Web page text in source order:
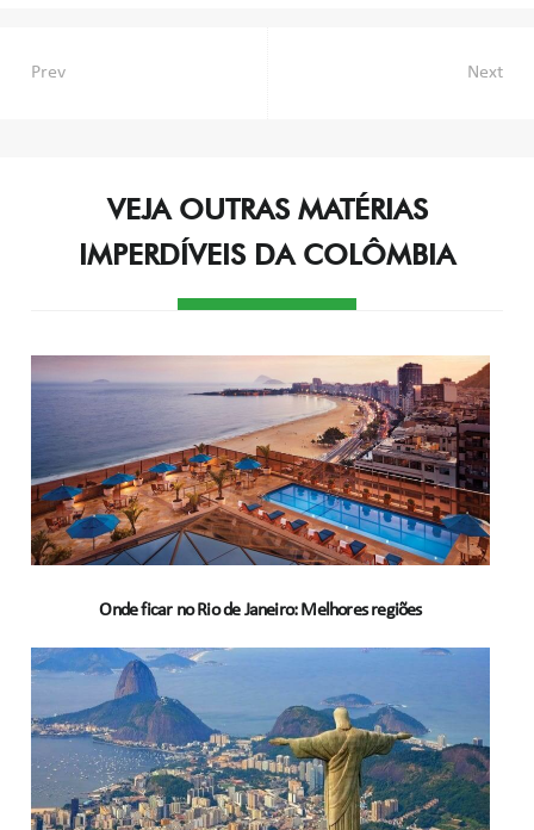
Navegação
Prev Next
VEJA OUTRAS MATÉRIAS
IMPERDÍVEIS DA COLÔMBIA
Onde ficar no Rio de Janeiro: Melhores regiões